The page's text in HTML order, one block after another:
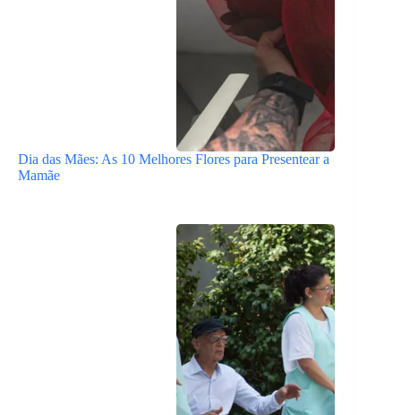
Dia das Mães: As 10 Melhores Flores para Presentear a
Mamãe